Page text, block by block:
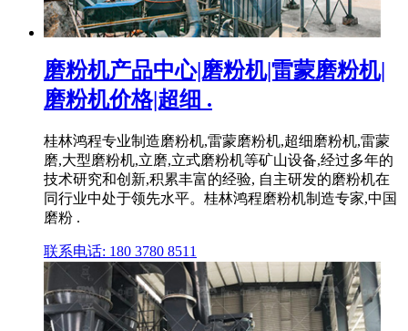
磨粉机产品中心|磨粉机|雷蒙磨粉机|
磨粉机价格|超细 .
桂林鸿程专业制造磨粉机,雷蒙磨粉机,超细磨粉机,雷蒙
磨,大型磨粉机,立磨,立式磨粉机等矿山设备,经过多年的
技术研究和创新,积累丰富的经验, 自主研发的磨粉机在
同行业中处于领先水平。桂林鸿程磨粉机制造专家,中国
磨粉 .
联系电话: 180 3780 8511